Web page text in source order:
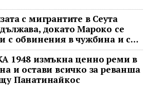
с мигрантите в Сеута
докато Мароко се
с обвинения в чужбина и с
у дома
1948 измъкна ценно реми в
и остави всичко за реванша
Панатинайкос